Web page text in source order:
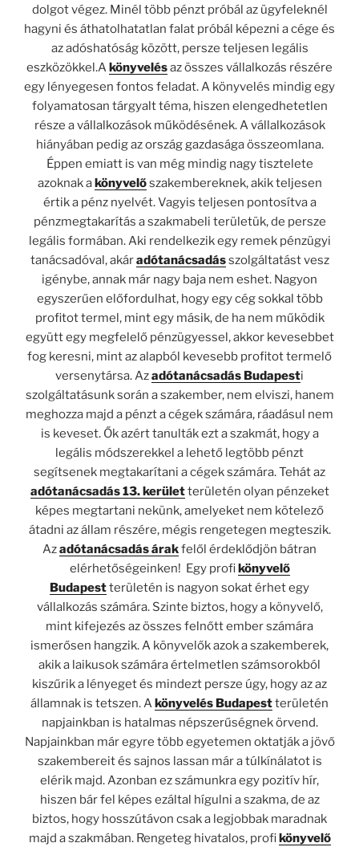
dolgot végez. Minél több pénzt próbál az ügyfeleknél
hagyni és áthatolhatatlan falat próbál képezni a cége és
az adóshatóság között, persze teljesen legális
eszközökkel.A könyvelésaz összes vállalkozás részére
egy lényegesen fontos feladat. A könyvelés mindig egy
folyamatosan tárgyalt téma, hiszen elengedhetetlen
része a vállalkozások működésének. A vállalkozások
hiányában pedig az ország gazdasága összeomlana.
Éppen emiatt is van még mindig nagy tisztelete
azoknak a könyvelőszakembereknek, akik teljesen
értik a pénz nyelvét. Vagyis teljesen pontosítva a
pénzmegtakarítás a szakmabeli területük, de persze
legális formában. Aki rendelkezik egy remek pénzügyi
tanácsadóval, akáradótanácsadásszolgáltatást vesz
igénybe, annak már nagy baja nem eshet. Nagyon
egyszerűen előfordulhat, hogy egy cég sokkal több
profitot termel, mint egy másik, de ha nem működik
együtt egy megfelelő pénzügyessel, akkor kevesebbet
fog keresni, mint az alapból kevesebb profitot termelő
versenytársa. Azadótanácsadás Budapesti
szolgáltatásunk során a szakember, nem elviszi, hanem
meghozza majd a pénzt a cégek számára, ráadásul nem
is keveset. Ők azért tanulták ezt a szakmát, hogy a
legális módszerekkel a lehető legtöbb pénzt
segítsenek megtakarítani a cégek számára. Tehát az
adótanácsadás 13. kerületterületén olyan pénzeket
képes megtartani nekünk, amelyeket nem kötelező
átadni az állam részére, mégis rengetegen megteszik.
Azadótanácsadás árakfelől érdeklődjön bátran
elérhetőségeinken! Egy profi könyvelő
Budapestterületén is nagyon sokat érhet egy
vállalkozás számára. Szinte biztos, hogy a könyvelő,
mint kifejezés az összes felnőtt ember számára
ismerősen hangzik. A könyvelők azok a szakemberek,
akik a laikusok számára értelmetlen számsorokból
kiszűrik a lényeget és mindezt persze úgy, hogy az az
államnak is tetszen. A könyvelés Budapestterületén
napjainkban is hatalmas népszerűségnek örvend.
Napjainkban már egyre több egyetemen oktatják a jövő
szakembereit és sajnos lassan már a túlkínálatot is
elérik majd. Azonban ez számunkra egy pozitív hír,
hiszen bár fel képes ezáltal hígulni a szakma, de az
biztos, hogy hosszútávon csak a legjobbak maradnak
majd a szakmában. Rengeteg hivatalos, profi könyvelő